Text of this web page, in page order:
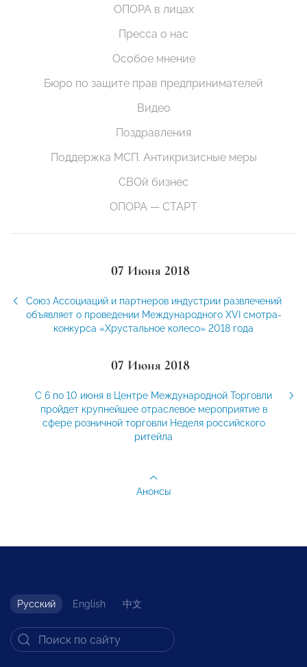
ОПОРА в лицах
Пресса о нас
Особое мнение
Бюро по защите прав предпринимателей
Видео
Поздравления
Поддержка МСП. Антикризисные меры
СВОй бизнес
ОПОРА — СТАРТ
07 Июня 2018
Союз Ассоциаций и партнеров индустрии развлечений
объявляет о проведении Международного XVI смотра-
конкурса «Хрустальное колесо» 2018 года
07 Июня 2018
С 6 по 10 июня в Центре Международной Торговли
пройдет крупнейшее отраслевое мероприятие в
сфере розничной торговли Неделя российского
ритейла
Анонсы
Русский English 中文